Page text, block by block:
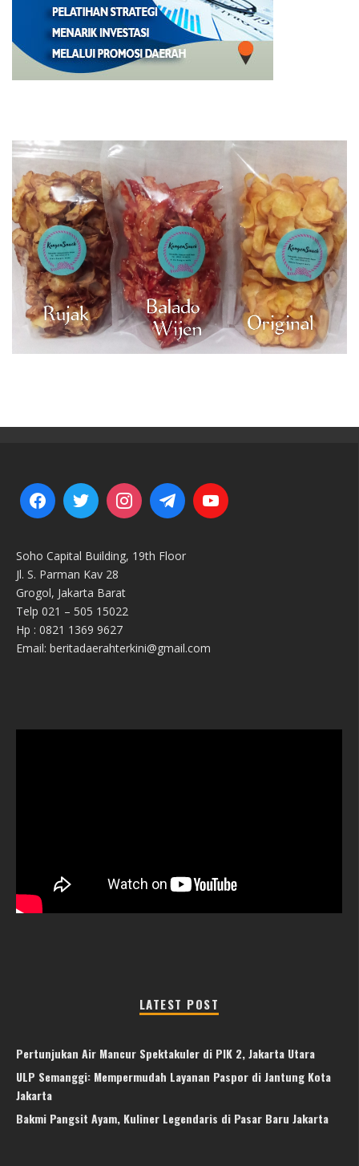
Soho Capital Building, 19th Floor
Jl. S. Parman Kav 28
Grogol, Jakarta Barat
Telp 021 – 505 15022
Hp : 0821 1369 9627
Email: beritadaerahterkini@gmail.com
LATEST POST
Pertunjukan Air Mancur Spektakuler di PIK 2, Jakarta Utara
ULP Semanggi: Mempermudah Layanan Paspor di Jantung Kota
Jakarta
Bakmi Pangsit Ayam, Kuliner Legendaris di Pasar Baru Jakarta